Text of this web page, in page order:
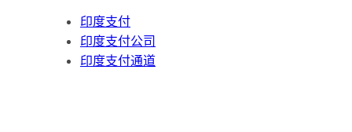
印度支付
印度支付公司
印度支付通道